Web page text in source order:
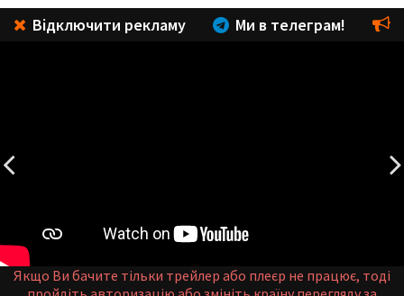
Відключити рекламу Ми в телеграм!
Якщо Ви бачите тільки трейлер або плеєр не працює, тоді